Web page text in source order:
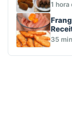
1 hora
35 min